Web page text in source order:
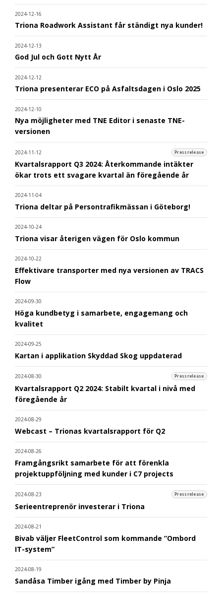
2024-12-16
Triona Roadwork Assistant får ständigt nya kunder!
2024-12-13
God Jul och Gott Nytt År
2024-12-12
Triona presenterar ECO på Asfaltsdagen i Oslo 2025
2024-12-10
Nya möjligheter med TNE Editor i senaste TNE-
versionen
2024-11-12 Pressrelease
Kvartalsrapport Q3 2024: Återkommande intäkter
ökar trots ett svagare kvartal än föregående år
2024-11-04
Triona deltar på Persontrafikmässan i Göteborg!
2024-10-24
Triona visar återigen vägen för Oslo kommun
2024-10-22
Effektivare transporter med nya versionen av TRACS
Flow
2024-09-30
Höga kundbetyg i samarbete, engagemang och
kvalitet
2024-09-25
Kartan i applikation Skyddad Skog uppdaterad
2024-08-30 Pressrelease
Kvartalsrapport Q2 2024: Stabilt kvartal i nivå med
föregående år
2024-08-29
Webcast – Trionas kvartalsrapport för Q2
2024-08-26
Framgångsrikt samarbete för att förenkla
projektuppföljning med kunder i C7 projects
2024-08-23 Pressrelease
Serieentreprenör investerar i Triona
2024-08-21
Bivab väljer FleetControl som kommande ”Ombord
IT-system”
2024-08-19
Sandåsa Timber igång med Timber by Pinja